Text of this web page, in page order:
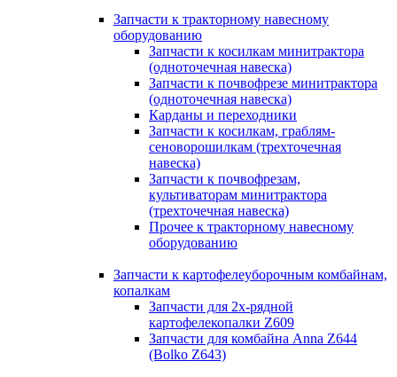
Запчасти к тракторному навесному
оборудованию
Запчасти к косилкам минитрактора
(одноточечная навеска)
Запчасти к почвофрезе минитрактора
(одноточечная навеска)
Карданы и переходники
Запчасти к косилкам, граблям-
сеноворошилкам (трехточечная
навеска)
Запчасти к почвофрезам,
культиваторам минитрактора
(трехточечная навеска)
Прочее к тракторному навесному
оборудованию
Запчасти к картофелеуборочным комбайнам,
копалкам
Запчасти для 2х-рядной
картофелекопалки Z609
Запчасти для комбайна Anna Z644
(Bolko Z643)